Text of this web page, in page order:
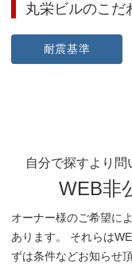
丸栄ビルのこだ
耐震基準
自分で探すより
WEB非
オーナー様のご希望に
あります。 それらは
ずは条件などお知らせ